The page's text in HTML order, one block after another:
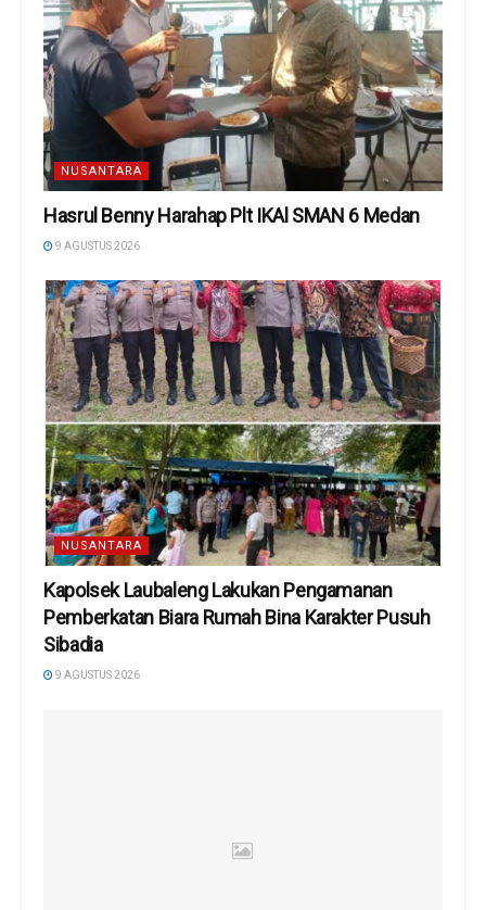
NUSANTARA
Hasrul Benny Harahap Plt IKAl SMAN 6 Medan
9 AGUSTUS 2026
NUSANTARA
Kapolsek Laubaleng Lakukan Pengamanan
Pemberkatan Biara Rumah Bina Karakter Pusuh
Sibadia
9 AGUSTUS 2026